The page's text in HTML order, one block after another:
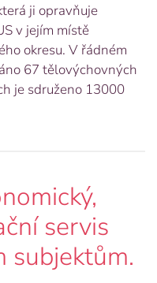
ji opravňuje
v jejím místě
okresu. V řádném
67 tělovýchovných
je sdruženo 13000
servis
subjektům.